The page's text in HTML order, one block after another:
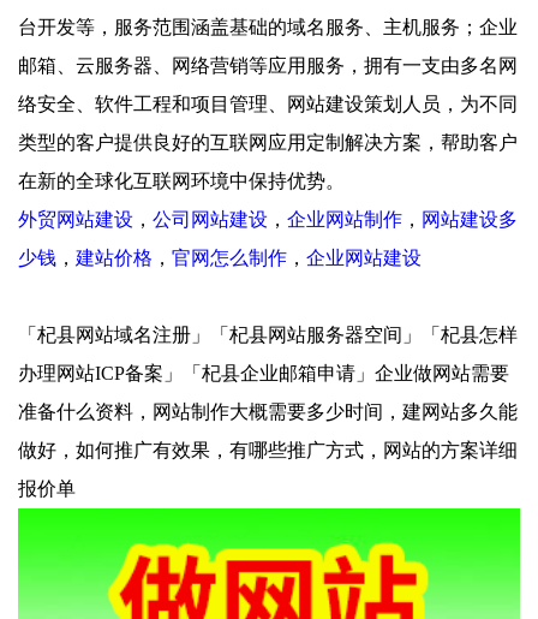
台开发等，服务范围涵盖基础的域名服务、主机服务；企业
邮箱、云服务器、网络营销等应用服务，拥有一支由多名网
络安全、软件工程和项目管理、网站建设策划人员，为不同
类型的客户提供良好的互联网应用定制解决方案，帮助客户
在新的全球化互联网环境中保持优势。
外贸网站建设 ， 公司网站建设 ， 企业网站制作 ， 网站建设多
少钱 ， 建站价格 ， 官网怎么制作 ， 企业网站建设
「杞县网站域名注册」「杞县网站服务器空间」「杞县怎样
办理网站ICP备案」「杞县企业邮箱申请」企业做网站需要
准备什么资料，网站制作大概需要多少时间，建网站多久能
做好，如何推广有效果，有哪些推广方式，网站的方案详细
报价单